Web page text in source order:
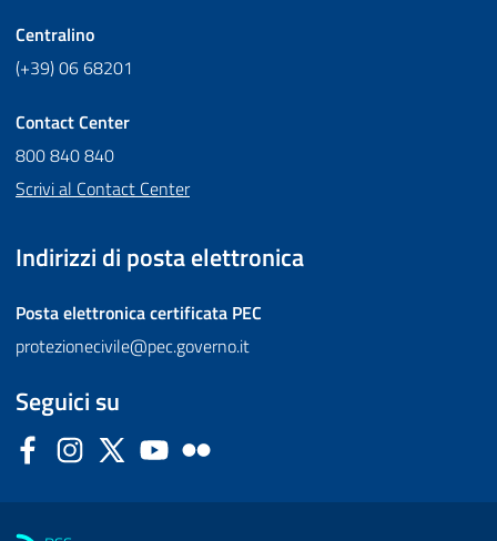
Centralino
(+39) 06 68201
Contact Center
800 840 840
Scrivi al Contact Center
Indirizzi di posta elettronica
Posta elettronica certificata PEC
protezionecivile@pec.governo.it
Seguici su
FacebookInstagram
Twitter YouTube